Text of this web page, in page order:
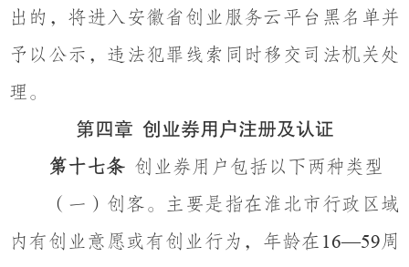
出的，将进入安徽省创业服务云平台黑名单并
予以公示，违法犯罪线索同时移交司法机关处
理。
第四章 创业券用户注册及认证
第十七条 创业券用户包括以下两种类型
（一）创客。主要是指在淮北市行政区域
内有创业意愿或有创业行为，年龄在 16—59周